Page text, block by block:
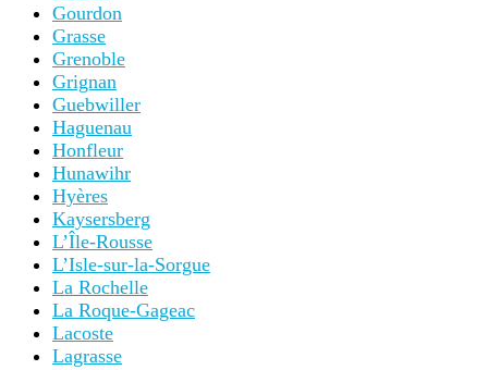
Gourdon
Grasse
Grenoble
Grignan
Guebwiller
Haguenau
Honfleur
Hunawihr
Hyères
Kaysersberg
L’Île-Rousse
L’Isle-sur-la-Sorgue
La Rochelle
La Roque-Gageac
Lacoste
Lagrasse